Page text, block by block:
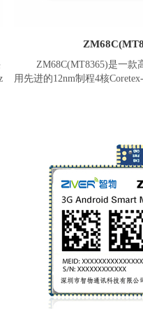
ZM68C(MT8365)是一款
用先进的12nm制程4核
HEVC 或 VP9的针对
ZM68C(MTK8365)模
2GB+16GB，3GB+32GB、
操作系统。支持2.4G/5G双
斗/Glonass)、以太网MAC、
据接口，包含LCM，Touch
I2Cx4、SPI、I2Sx4、ADC、
设或模块，包括RGB/
组、NFC，一维二维扫描、
份识别、高